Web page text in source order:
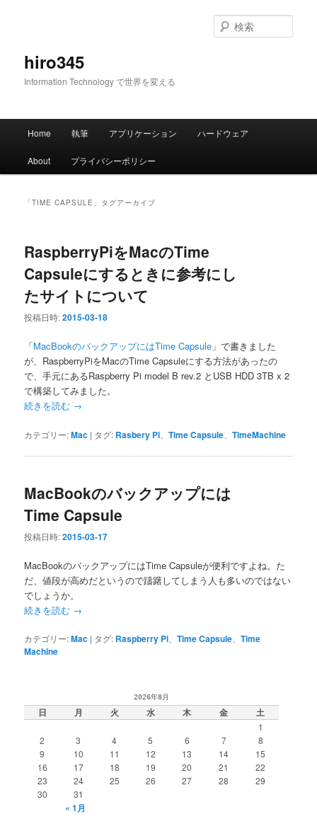
hiro345
Information Technology で世界を変える
索
メ
Home 執筆 アプリケーション ハードウェア
About プライバシーポリシー
「TIME CAPSULE 」タグアーカイブ
RaspberryPiをMacのTime
Capsuleにするときに参考にし
たサイトについて
投稿日時:2015-03-18
「MacBookのバックアップにはTime Capsule 」で書きました
が、RaspberryPiをMacのTime Capsuleにする方法があったの
で、手元にあるRaspberry Pi model B rev.2 とUSB HDD 3TB x 2
で構築してみました。
続きを読む →
カテゴリー:Mac | タグ: Rasbery Pi 、Time Capsule 、TimeMachine
MacBookのバックアップには
Time Capsule
投稿日時:2015-03-17
MacBookのバックアップにはTime Capsuleが便利ですよね。た
だ、値段が高めだというので躊躇してしまう人も多いのではない
でしょうか。
続きを読む →
カテゴリー:Mac | タグ: Raspberry Pi 、Time Capsule 、Time
Machine
2026年8月
日 月 火 水 木 金 土
1
2
3 4 5 6 7
8
9
10 11 12 13 14
15
16
17 18 19 20 21
22
23
24 25 26 27 28
29
30
31
« 1月